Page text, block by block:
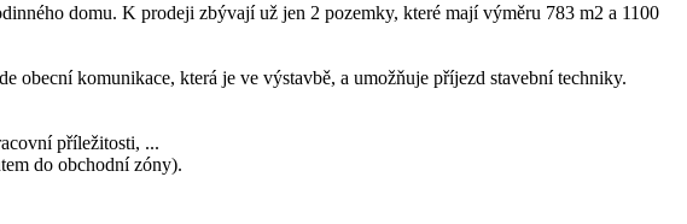
domu. K prodeji zbývají už jen 2 pozemky, které mají výměru 783 m2 a 1100
komunikace, která je ve výstavbě, a umožňuje příjezd stavební techniky.
příležitosti, ...
do obchodní zóny).